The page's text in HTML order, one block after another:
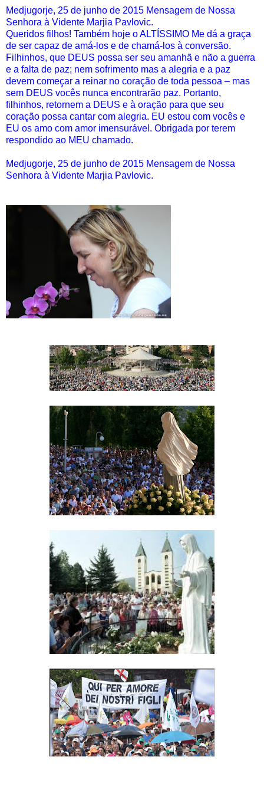
Medjugorje, 25 de junho de 2015 Mensagem de Nossa
Senhora à Vidente Marjia Pavlovic.
Queridos filhos! Também hoje o ALTÍSSIMO Me dá a graça
de ser capaz de amá-los e de chamá-los à conversão.
Filhinhos, que DEUS possa ser seu amanhã e não a guerra
e a falta de paz; nem sofrimento mas a alegria e a paz
devem começar a reinar no coração de toda pessoa – mas
sem DEUS vocês nunca encontrarão paz. Portanto,
filhinhos, retornem a DEUS e à oração para que seu
coração possa cantar com alegria. EU estou com vocês e
EU os amo com amor imensurável. Obrigada por terem
respondido ao MEU chamado.
Medjugorje, 25 de junho de 2015 Mensagem de Nossa
Senhora à Vidente Marjia Pavlovic.